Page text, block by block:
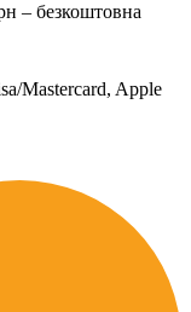
– безкоштовна
Mastercard, Apple